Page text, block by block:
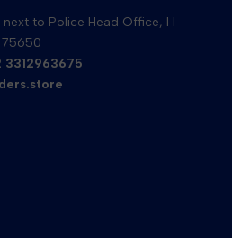
to Police Head Office, I I
75650
3312963675